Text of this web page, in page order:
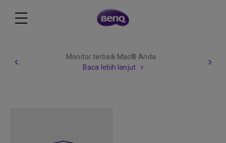
Monitor terbaik Mac® Anda
Baca lebih lanjut